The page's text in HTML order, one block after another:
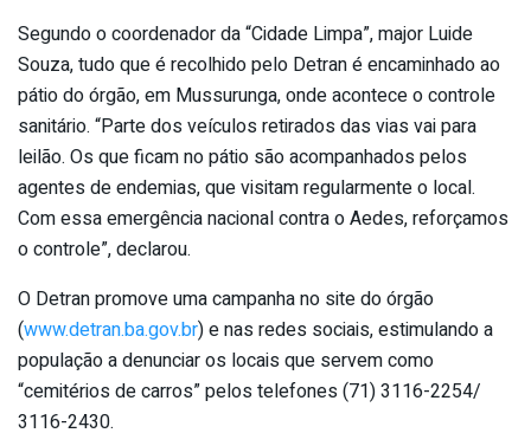
Segundo o coordenador da “Cidade Limpa”, major Luide
Souza, tudo que é recolhido pelo Detran é encaminhado ao
pátio do órgão, em Mussurunga, onde acontece o controle
sanitário. “Parte dos veículos retirados das vias vai para
leilão. Os que ficam no pátio são acompanhados pelos
agentes de endemias, que visitam regularmente o local.
Com essa emergência nacional contra o Aedes, reforçamos
o controle”, declarou.
O Detran promove uma campanha no site do órgão
(www.detran.ba.gov.br) e nas redes sociais, estimulando a
população a denunciar os locais que servem como
“cemitérios de carros” pelos telefones (71) 3116-2254/
3116-2430.